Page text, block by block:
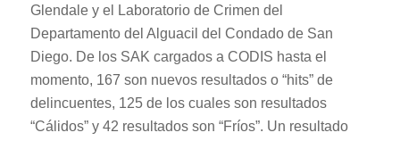
Glendale y el Laboratorio de Crimen del
Departamento del Alguacil del Condado de San
Diego. De los SAK cargados a CODIS hasta el
momento, 167 son nuevos resultados o “hits” de
delincuentes, 125 de los cuales son resultados
“Cálidos” y 42 resultados son “Fríos”. Un resultado